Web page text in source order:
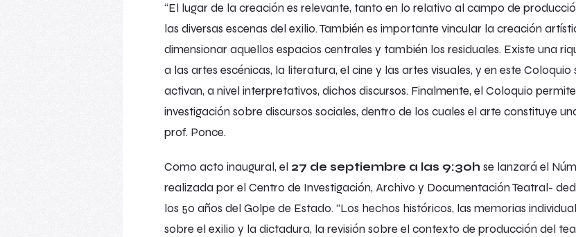
“El lugar de la creación es relevante, tanto en lo relativo al campo de
las diversas escenas del exilio. También es importante vincular la creación
dimensionar aquellos espacios centrales y también los residuales. Existe una
a las artes escénicas, la literatura, el cine y las artes visuales, y en este
activan, a nivel interpretativos, dichos discursos. Finalmente, el Coloquio
investigación sobre discursos sociales, dentro de los cuales el arte constituye
prof. Ponce.
Como acto inaugural, el 27 de septiembre a las 9:30h se lanzará el
realizada por el Centro de Investigación, Archivo y Documentación Teatral-
los 50 años del Golpe de Estado. “Los hechos históricos, las memorias
sobre el exilio y la dictadura, la revisión sobre el contexto de producción del